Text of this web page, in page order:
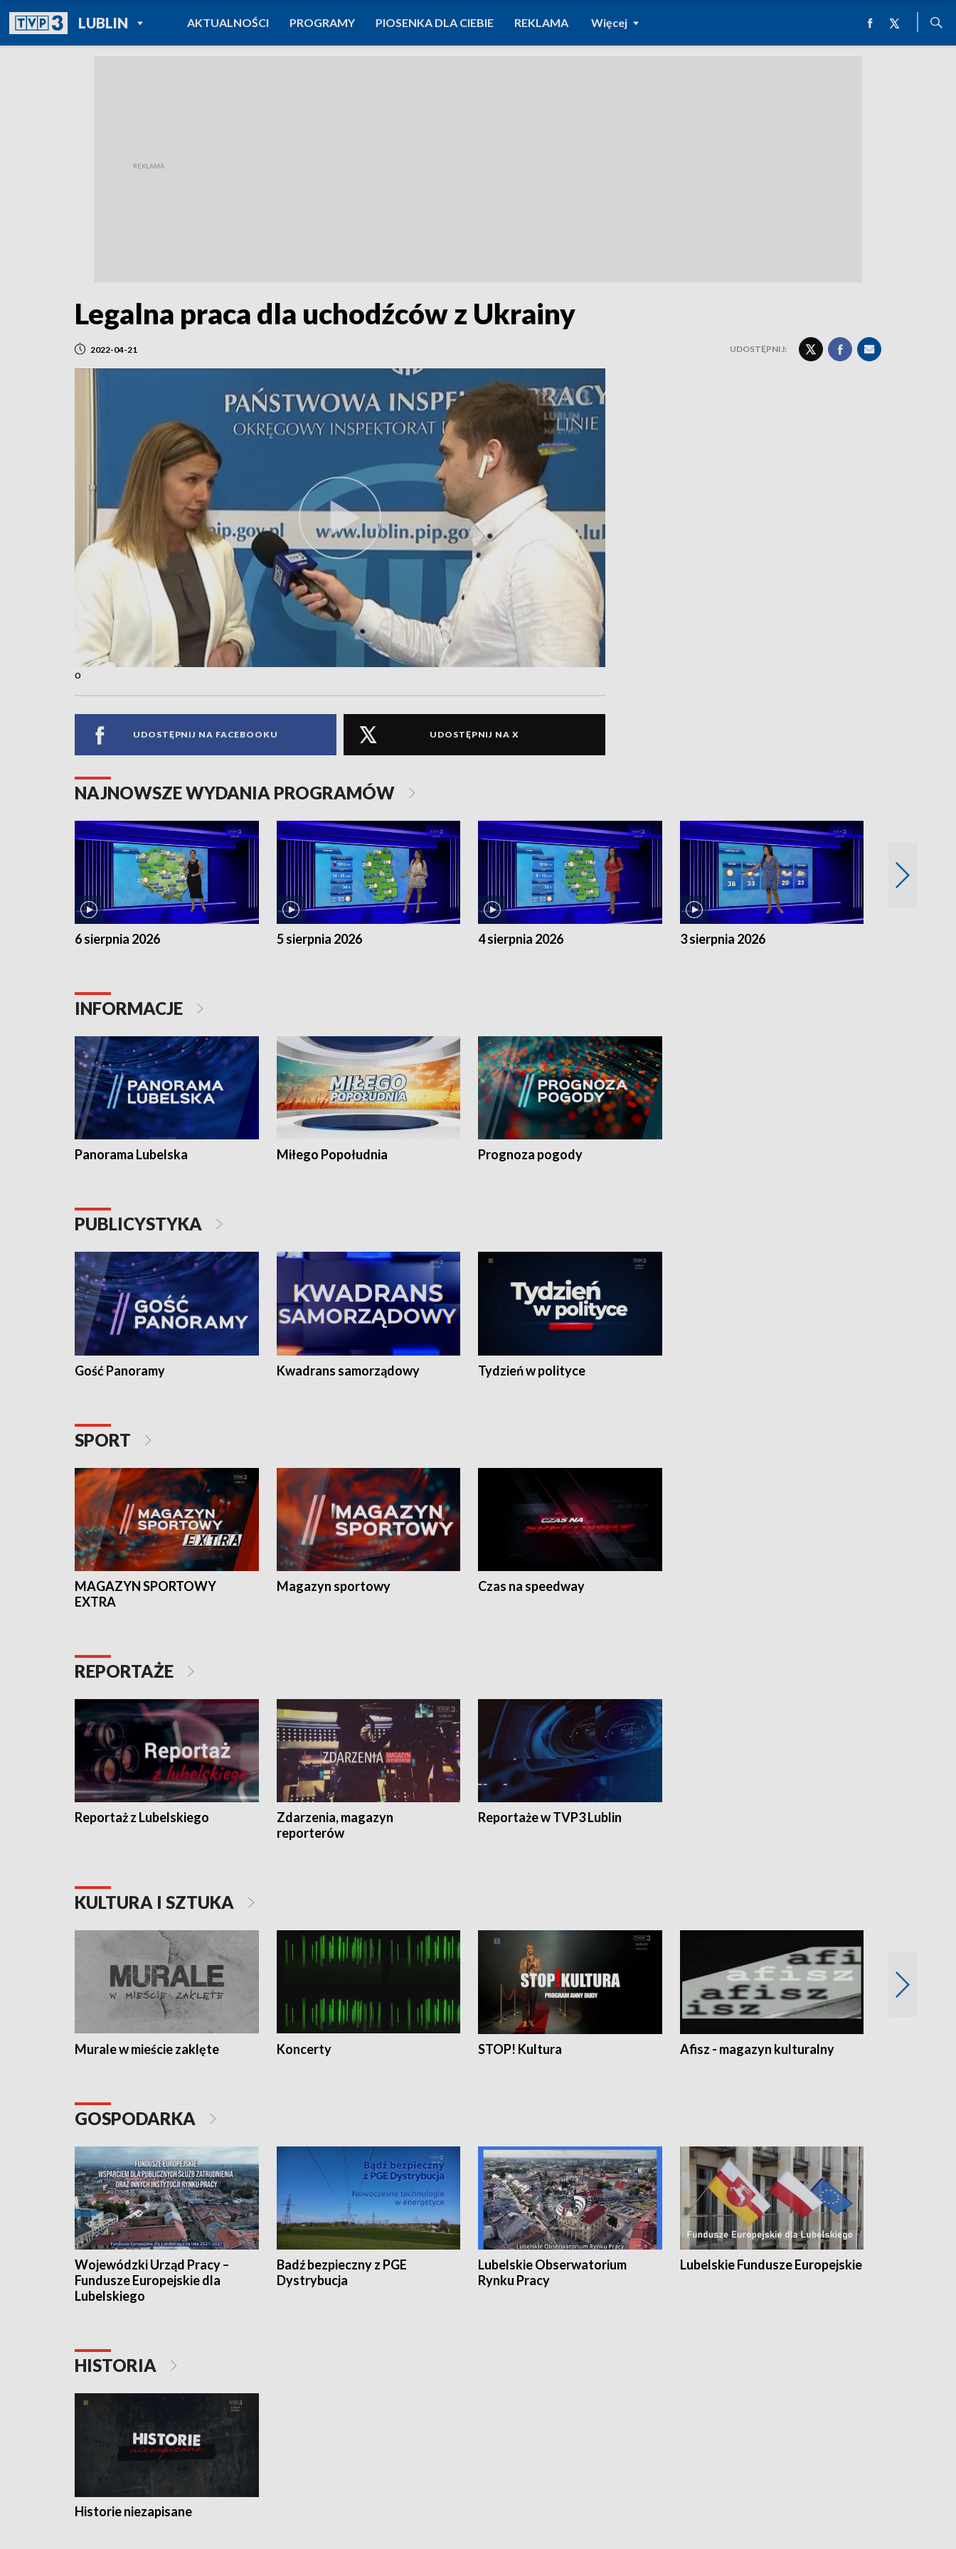
LUBLINPOWRÓT DO
TVP REGIONY
AKTUALNOŚCI PROGRAMY PIOSENKA DLA CIEBIE REKLAMA Więcej
Legalna praca dla uchodźców z Ukrainy
2022-04-21 UDOSTĘPNIJ:
o
UDOSTĘPNIJ NA FACEBOOKU UDOSTĘPNIJ NA X
NAJNOWSZE WYDANIA PROGRAMÓW
6 sierpnia 2026 5 sierpnia 2026 4 sierpnia 2026 3 sierpnia 2026
INFORMACJE
Panorama Lubelska Miłego Popołudnia Prognoza pogody
PUBLICYSTYKA
Gość Panoramy Kwadrans samorządowy Tydzień w polityce
SPORT
MAGAZYN SPORTOWY
EXTRA
Magazyn sportowy Czas na speedway
REPORTAŻE
Reportaż z Lubelskiego
Zdarzenia, magazyn
reporterów
Reportaże w TVP3 Lublin
KULTURA I SZTUKA
Murale w mieście zaklęte Koncerty STOP! Kultura Afisz - magazyn kulturalny
GOSPODARKA
Wojewódzki Urząd Pracy –
Fundusze Europejskie dla
Lubelskiego
Badź bezpieczny z PGE
Dystrybucja
Lubelskie Obserwatorium
Rynku Pracy
Lubelskie Fundusze Europejskie
HISTORIA
Historie niezapisane